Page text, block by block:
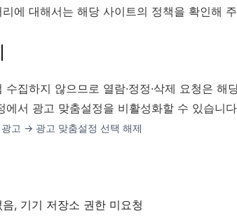
에 대해서는 해당 사이트의 정책을 확인해
집하지 않으므로 열람·정정·삭제 요청은 해
에서 광고 맞춤설정을 비활성화할 수 있습니
고 → 광고 맞춤설정 선택 해제
, 기기 저장소 권한 미요청